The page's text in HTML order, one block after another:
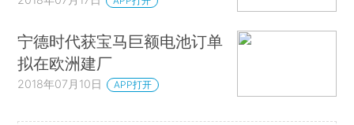
宁德时代获宝马巨额电池订单
拟在欧洲建厂
2018年07月10日 APP打开